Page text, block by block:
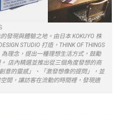
發現與體驗之地。由日本 KOKUYO 株
STUDIO 打造，THINK OF THINGS
為理念，提出一種理想生活方式，鼓勵
店內精選並推出從三個角度發想的商
意的靈感」、「激發想像的提問」，並
間，讓訪客在流動的時間裡，發現適